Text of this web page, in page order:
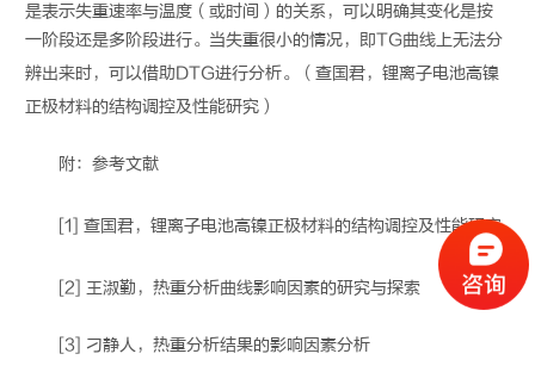
是表示失重速率与温度（或时间）的关系，可以明确其变化是按
一阶段还是多阶段进行。当失重很小的情况，即TG曲线上无法分
辨出来时，可以借助DTG进行分析。（查国君，锂离子电池高镍
正极材料的结构调控及性能研究）
附：参考文献
[1] 查国君，锂离子电池高镍正极材料的结构调控及性能研究
[2] 王淑勤，热重分析曲线影响因素的研究与探索
[3] 刁静人，热重分析结果的影响因素分析